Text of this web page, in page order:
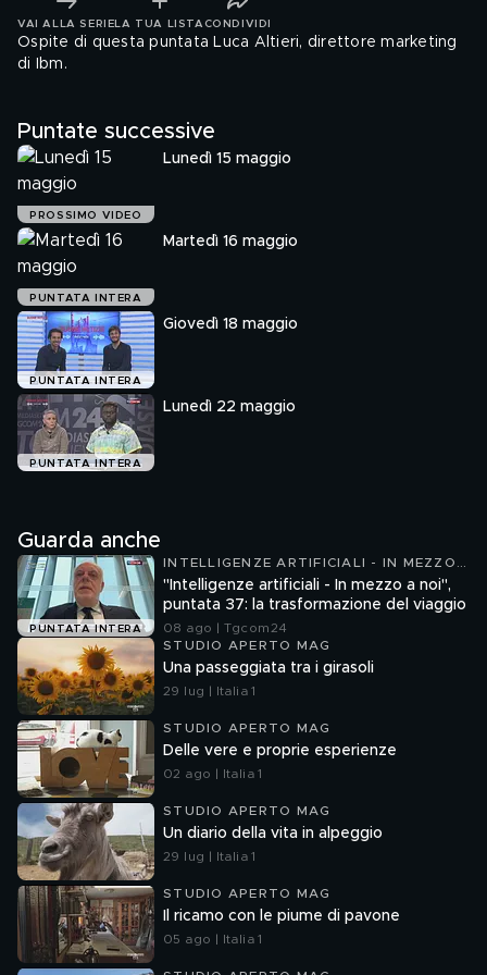
VAI ALLA SERIE LA TUA LISTA CONDIVIDI
Ospite di questa puntata Luca Altieri, direttore marketing
di Ibm.
Puntate successive
PROSSIMO VIDEO
Lunedì 15 maggio
PUNTATA INTERA
Martedì 16 maggio
PUNTATA INTERA
Giovedì 18 maggio
PUNTATA INTERA
Lunedì 22 maggio
Guarda anche
PUNTATA INTERA
INTELLIGENZE ARTIFICIALI - IN MEZZO
A NOI
"Intelligenze artificiali - In mezzo a noi",
puntata 37: la trasformazione del viaggio
08 ago | Tgcom24
STUDIO APERTO MAG
Una passeggiata tra i girasoli
29 lug | Italia 1
STUDIO APERTO MAG
Delle vere e proprie esperienze
02 ago | Italia 1
STUDIO APERTO MAG
Un diario della vita in alpeggio
29 lug | Italia 1
STUDIO APERTO MAG
Il ricamo con le piume di pavone
05 ago | Italia 1